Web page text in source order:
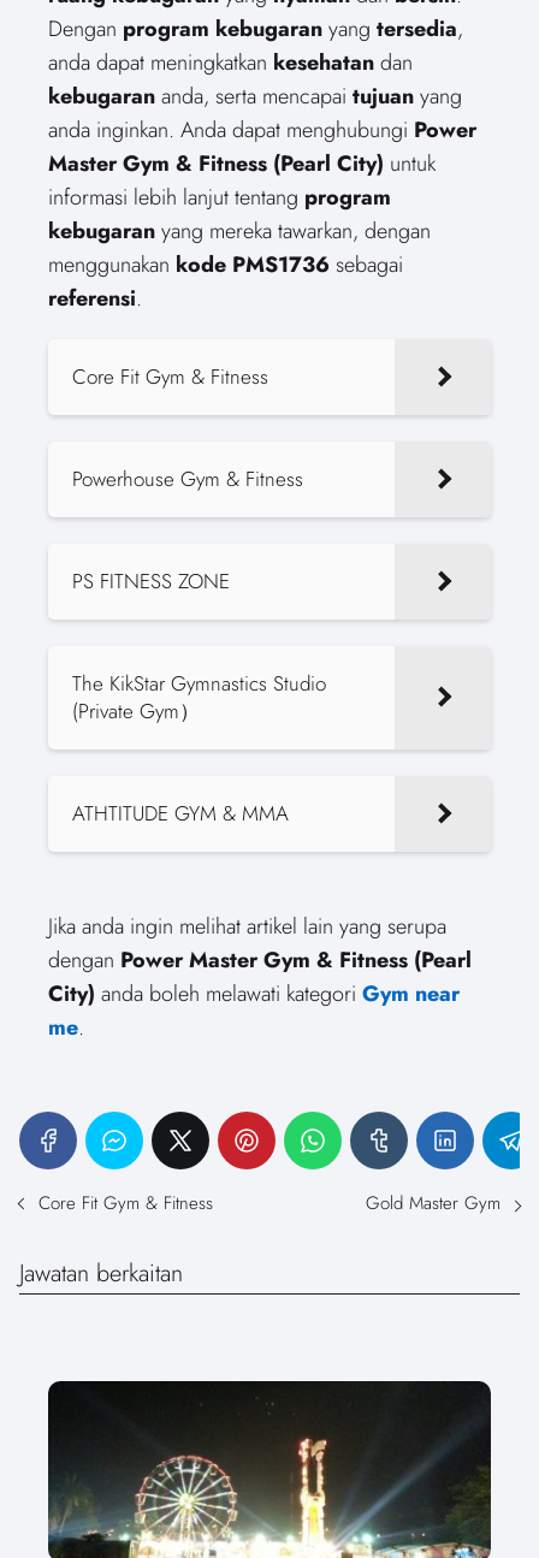
Dengan program kebugaranyang tersedia,
anda dapat meningkatkan kesehatandan
kebugarananda, serta mencapai tujuanyang
anda inginkan. Anda dapat menghubungi Power
Master Gym & Fitness (Pearl City) untuk
informasi lebih lanjut tentang program
kebugaranyang mereka tawarkan, dengan
menggunakan kode PMS1736sebagai
referensi.
Core Fit Gym & Fitness
Powerhouse Gym & Fitness
PS FITNESS ZONE
The KikStar Gymnastics Studio
(Private Gym）
ATHTITUDE GYM & MMA
Jika anda ingin melihat artikel lain yang serupa
dengan Power Master Gym & Fitness (Pearl
City) anda boleh melawati kategori Gym near
me.
Core Fit Gym & Fitness Gold Master Gym
Jawatan berkaitan